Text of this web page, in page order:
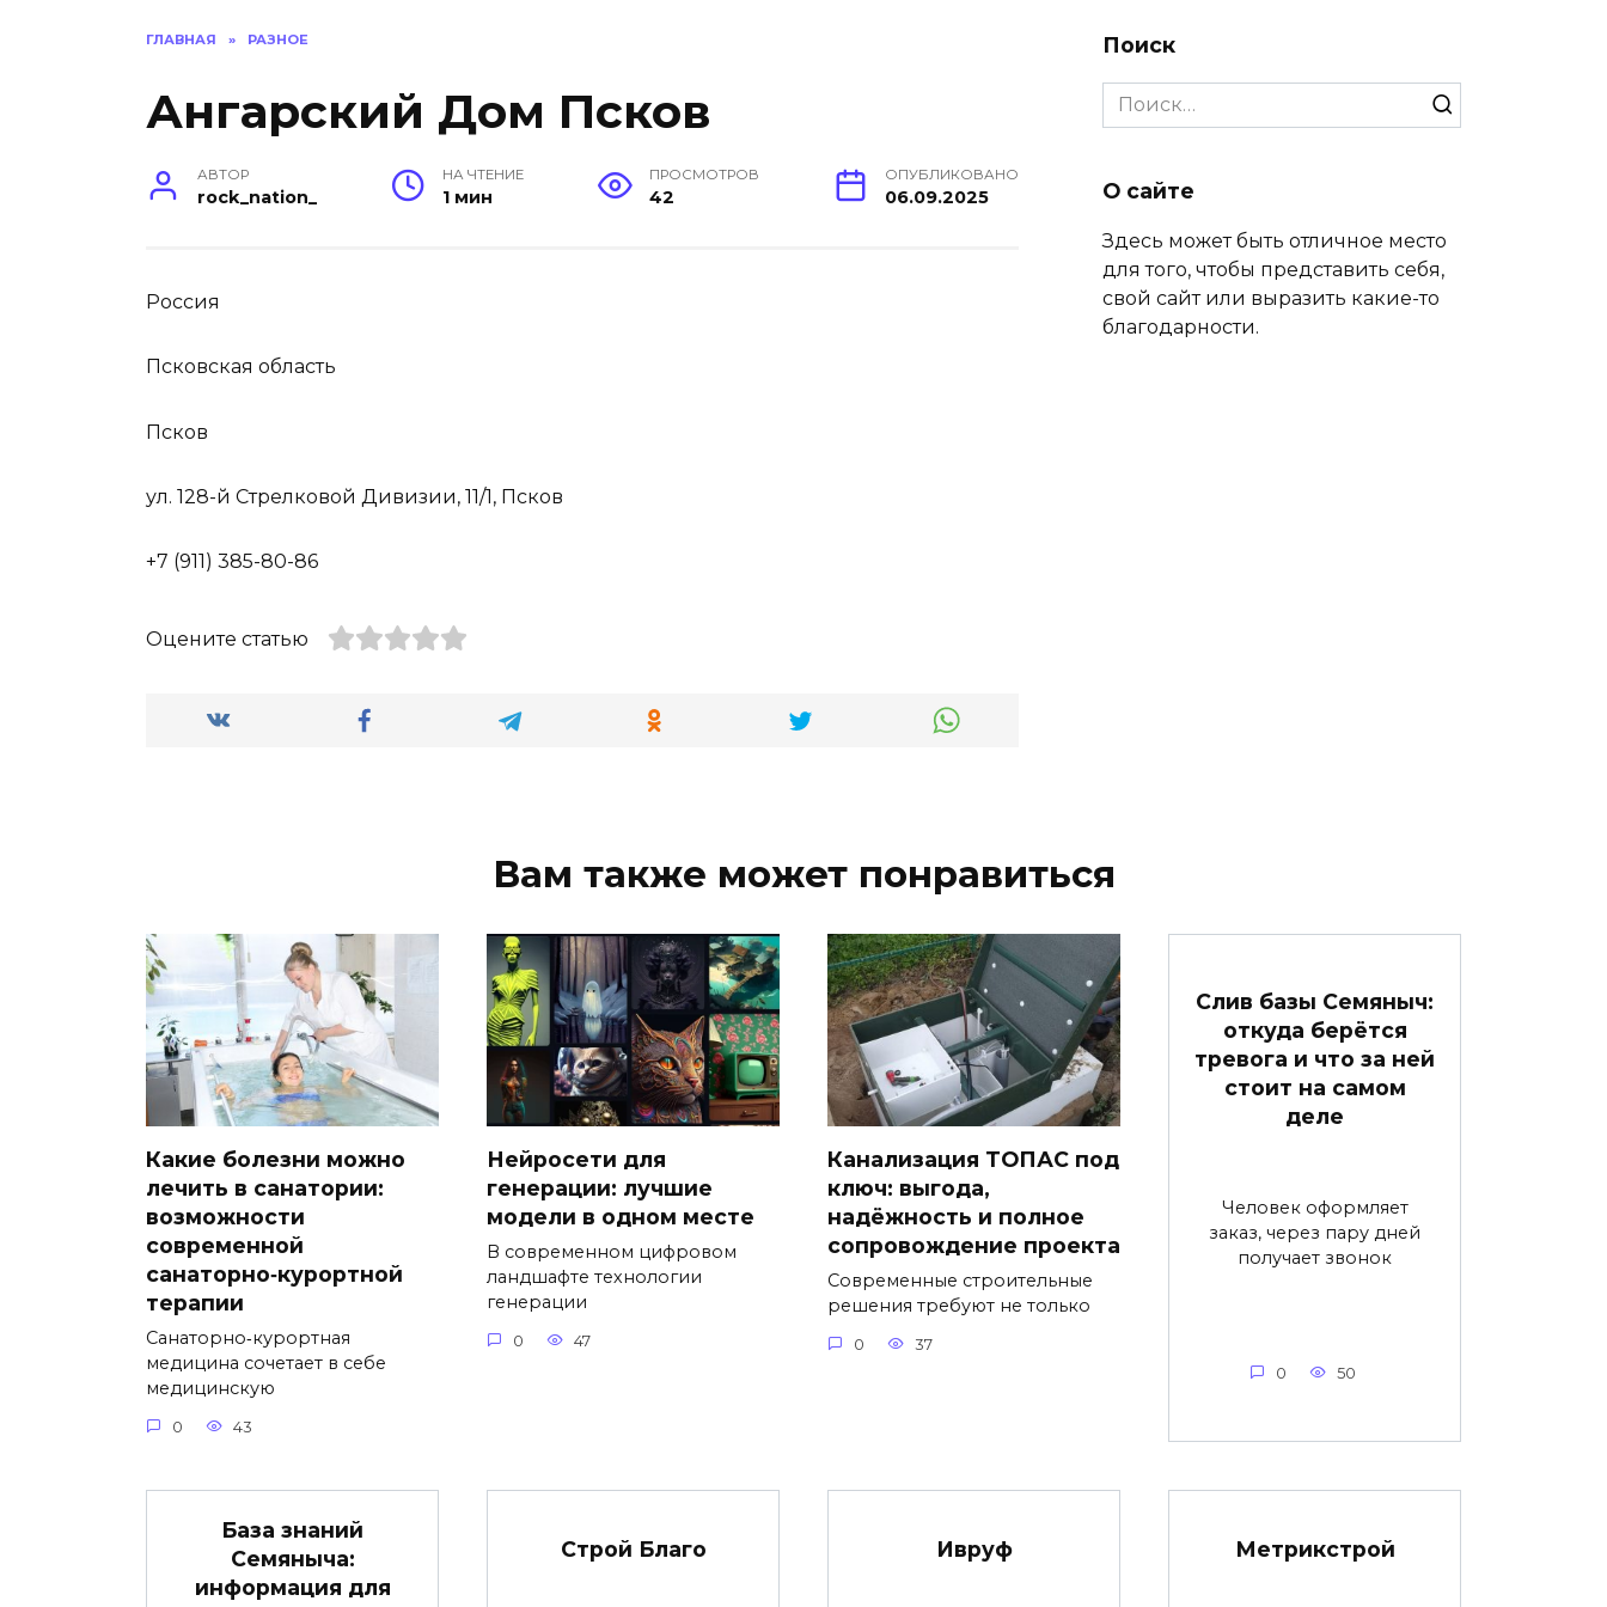
ГЛАВНАЯ » РАЗНОЕ
Ангарский Дом Псков
АВТОР
rock_nation_
НА ЧТЕНИЕ
1 мин
ПРОСМОТРОВ
42
ОПУБЛИКОВАНО
06.09.2025
Россия
Псковская область
Псков
ул. 128-й Стрелковой Дивизии, 11/1, Псков
+7 (911) 385-80-86
Оцените статью
Поиск
Search
for:
О сайте
Здесь может быть отличное место
для того, чтобы представить себя,
свой сайт или выразить какие-то
благодарности.
Вам также может понравиться
Какие болезни можно
лечить в санатории:
возможности
современной
санаторно‑курортной
терапии
Санаторно‑курортная
медицина сочетает в себе
медицинскую
0 43
Нейросети для
генерации: лучшие
модели в одном месте
В современном цифровом
ландшафте технологии
генерации
0 47
Канализация ТОПАС под
ключ: выгода,
надёжность и полное
сопровождение проекта
Современные строительные
решения требуют не только
0 37
Слив базы Семяныч:
откуда берётся
тревога и что за ней
стоит на самом
деле
Человек оформляет
заказ, через пару дней
получает звонок
0 50
База знаний
Семяныча:
информация для
Строй Благо Ивруф Метрикстрой